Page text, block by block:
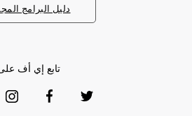
دليل البرامج
تابع إي أف